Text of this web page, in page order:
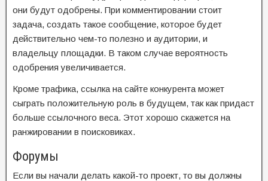
они будут одобрены. При комментировании стоит
задача, создать такое сообщение, которое будет
действительно чем-то полезно и аудитории, и
владельцу площадки. В таком случае вероятность
одобрения увеличивается.
Кроме трафика, ссылка на сайте конкурента может
сыграть положительную роль в будущем, так как придаст
больше ссылочного веса. Этот хорошо скажется на
ранжировании в поисковиках.
Форумы
Если вы начали делать какой-то проект, то вы должны